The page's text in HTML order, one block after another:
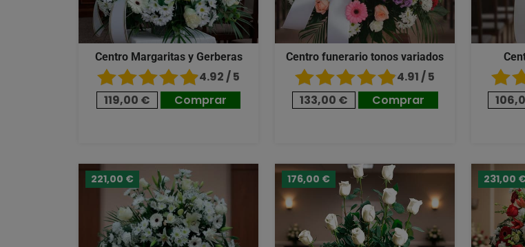
Centro Margaritas y Gerberas
4.92 / 5
119,00 €
Comprar
Centro funerario tonos variados
4.91 / 5
133,00 €
Comprar
221,00 € 176,00 € 231,00 €